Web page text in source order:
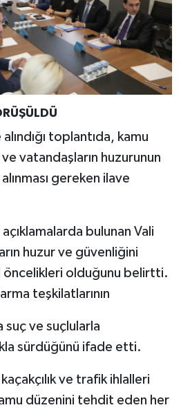
toplantıda, kamu
vatandaşların huzurunun
gereken ilave
açıklamalarda bulunan Vali
huzur ve güvenliğini
öncelikleri olduğunu belirtti.
teşkilatlarının
suç ve suçlularla
sürdüğünü ifade etti.
ve trafik ihlalleri
düzenini tehdit eden her